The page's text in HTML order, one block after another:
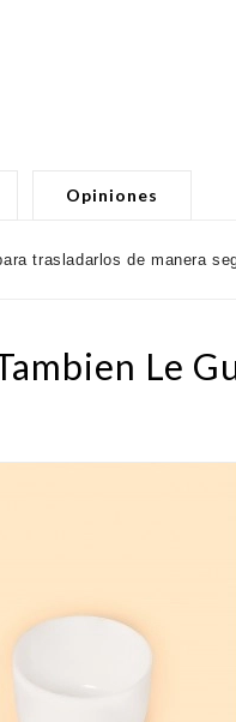
Opiniones
trasladarlos de manera
Le